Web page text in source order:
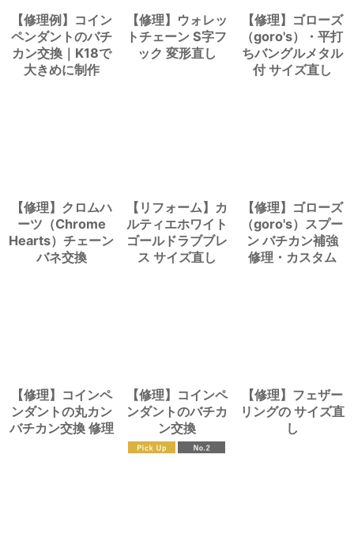
【修理例】コイン
ペンダントのバチ
カン交換｜K18で
大きめに制作
【修理】ウォレッ
トチェーン S字フ
ック 変形直し
【修理】ゴローズ
（goro's）・平打
ちバングルメタル
付 サイズ直し
【修理】クロムハ
ーツ（Chrome
Hearts）チェーン
バネ交換
【リフォーム】カ
ルティエホワイト
ゴールドラブブレ
ス サイズ直し
【修理】ゴローズ
（goro's）スプー
ン バチカン補強
修理・カスタム
【修理】コインペ
ンダントの丸カン
バチカン交換 修理
【修理】コインペ
ンダントのバチカ
ン交換
【修理】フェザー
リングの サイズ直
し